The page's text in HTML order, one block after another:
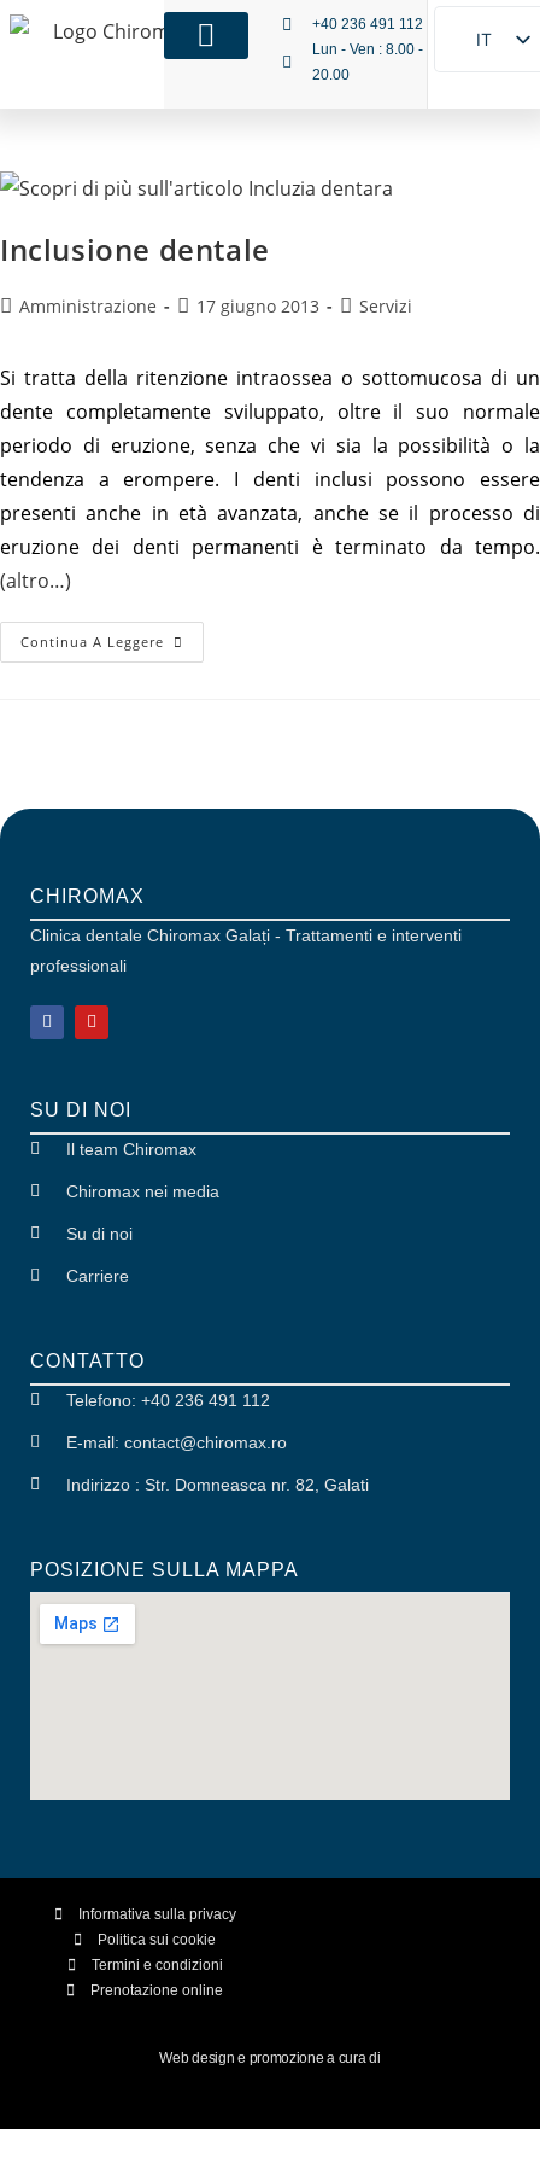
+40 236 491 112
Lun - Ven : 8.00 -
20.00
IT
RO
Inclusione dentale
Amministrazione 17 giugno 2013 Servizi
Si tratta della ritenzione intraossea o sottomucosa di un
dente completamente sviluppato, oltre il suo normale
periodo di eruzione, senza che vi sia la possibilità o la
tendenza a erompere. I denti inclusi possono essere
presenti anche in età avanzata, anche se il processo di
eruzione dei denti permanenti è terminato da tempo.
(altro…)
Continua A Leggere
CHIROMAX
Clinica dentale Chiromax Galați - Trattamenti e interventi
professionali
SU DI NOI
Il team Chiromax
Chiromax nei media
Su di noi
Carriere
CONTATTO
Telefono: +40 236 491 112
E-mail: contact@chiromax. ro
Indirizzo : Str. Domneasca nr. 82, Galati
POSIZIONE SULLA MAPPA
Informativa sulla privacy
Politica sui cookie
Termini e condizioni
Prenotazione online
Web design e promozione a cura di